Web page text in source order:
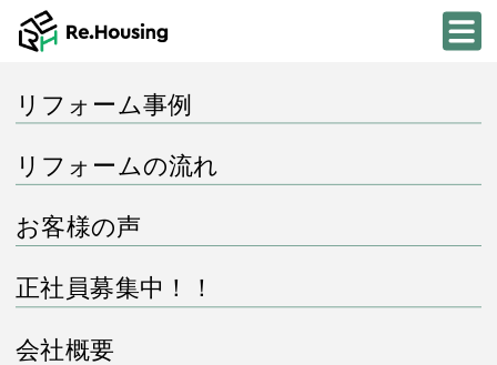
リフォーム事例
リフォームの流れ
お客様の声
正社員募集中！！
会社概要